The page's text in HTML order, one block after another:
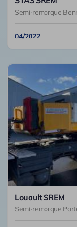
Semi-remorque
04/2022
Louault SREM
Semi-remorque